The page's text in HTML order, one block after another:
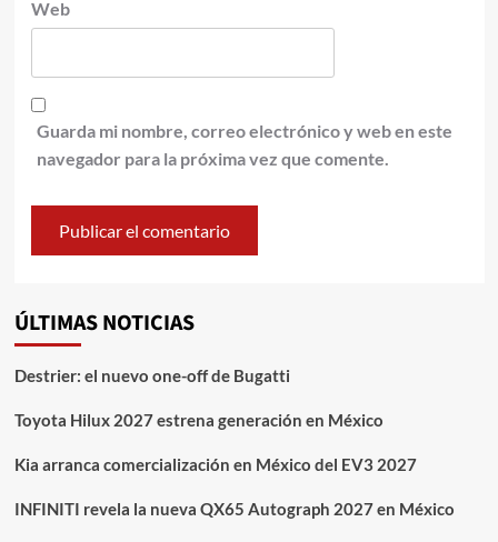
Web
Guarda mi nombre, correo electrónico y web en este
navegador para la próxima vez que comente.
ÚLTIMAS NOTICIAS
Destrier: el nuevo one-off de Bugatti
Toyota Hilux 2027 estrena generación en México
Kia arranca comercialización en México del EV3 2027
INFINITI revela la nueva QX65 Autograph 2027 en México